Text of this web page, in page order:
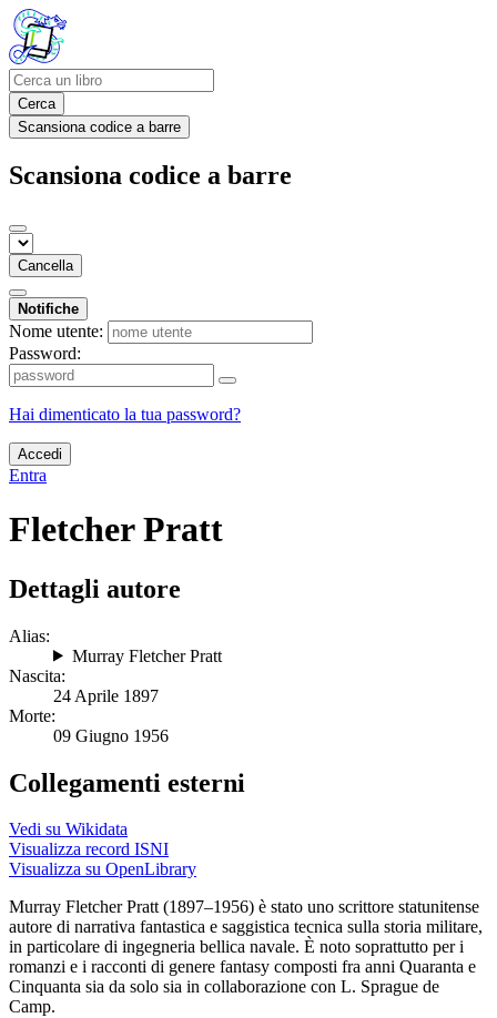
Cerca
Scansiona codice a barre
Scansiona codice a barre
Cancella
Notifiche
Nome utente:
Password:
Hai dimenticato la tua password?
Accedi
Entra
Fletcher Pratt
Dettagli autore
Alias:
Murray Fletcher Pratt
Nascita:
24 Aprile 1897
Morte:
09 Giugno 1956
Collegamenti esterni
Vedi su Wikidata
Visualizza record ISNI
Visualizza su OpenLibrary
Murray Fletcher Pratt (1897–1956) è stato uno scrittore statunitense
autore di narrativa fantastica e saggistica tecnica sulla storia militare,
in particolare di ingegneria bellica navale. È noto soprattutto per i
romanzi e i racconti di genere fantasy composti fra anni Quaranta e
Cinquanta sia da solo sia in collaborazione con L. Sprague de
Camp.